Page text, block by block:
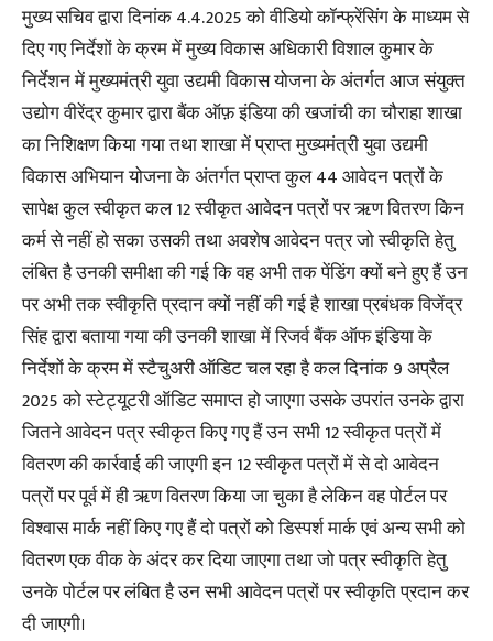
मुख्य सचिव द्वारा दिनांक 4.4.2025 को वीडियो कॉन्फ्रेंसिंग के माध्यम से
दिए गए निर्देशों के क्रम में मुख्य विकास अधिकारी विशाल कुमार के
निर्देशन में मुख्यमंत्री युवा उद्यमी विकास योजना के अंतर्गत आज संयुक्त
उद्योग वीरेंद्र कुमार द्वारा बैंक ऑफ़ इंडिया की खजांची का चौराहा शाखा
का निशिक्षण किया गया तथा शाखा में प्राप्त मुख्यमंत्री युवा उद्यमी
विकास अभियान योजना के अंतर्गत प्राप्त कुल 44 आवेदन पत्रों के
सापेक्ष कुल स्वीकृत कल 12 स्वीकृत आवेदन पत्रों पर ऋण वितरण किन
कर्म से नहीं हो सका उसकी तथा अवशेष आवेदन पत्र जो स्वीकृति हेतु
लंबित है उनकी समीक्षा की गई कि वह अभी तक पेंडिंग क्यों बने हुए हैं उन
पर अभी तक स्वीकृति प्रदान क्यों नहीं की गई है शाखा प्रबंधक विजेंद्र
सिंह द्वारा बताया गया की उनकी शाखा में रिजर्व बैंक ऑफ इंडिया के
निर्देशों के क्रम में स्टैचुअरी ऑडिट चल रहा है कल दिनांक 9 अप्रैल
2025 को स्टेट्यूटरी ऑडिट समाप्त हो जाएगा उसके उपरांत उनके द्वारा
जितने आवेदन पत्र स्वीकृत किए गए हैं उन सभी 12 स्वीकृत पत्रों में
वितरण की कार्रवाई की जाएगी इन 12 स्वीकृत पत्रों में से दो आवेदन
पत्रों पर पूर्व में ही ऋण वितरण किया जा चुका है लेकिन वह पोर्टल पर
विश्वास मार्क नहीं किए गए हैं दो पत्रों को डिस्पर्श मार्क एवं अन्य सभी को
वितरण एक वीक के अंदर कर दिया जाएगा तथा जो पत्र स्वीकृति हेतु
उनके पोर्टल पर लंबित है उन सभी आवेदन पत्रों पर स्वीकृति प्रदान कर
दी जाएगी।